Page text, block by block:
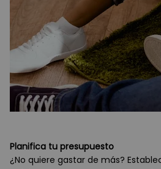
Planifica tu presupuesto
¿No quiere gastar de más?